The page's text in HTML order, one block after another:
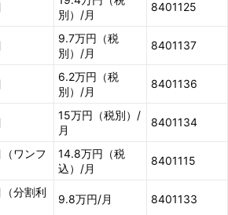
別）/月
8401125
9.7万円（税
別）/月
8401137
6.2万円（税
別）/月
8401136
15万円（税別）/
月
8401134
ワンフ
14.8万円（税
込）/月
8401115
分割利
9.8万円/月 8401133